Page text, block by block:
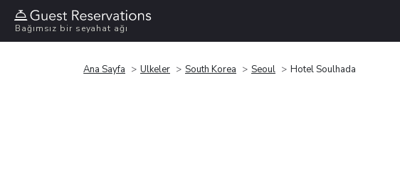
Bağımsız bir seyahat ağı
Ana Sayfa Ülkeler South Korea Seoul Hotel Soulhada